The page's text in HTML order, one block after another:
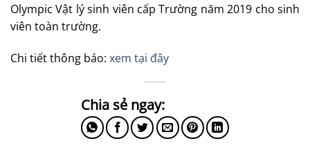
Olympic Vật lý sinh viên cấp Trường năm 2019 cho sinh
viên toàn trường.
Chi tiết thông báo: xem tại đây